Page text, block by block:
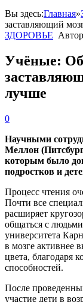
Вы здесь:Главная»
заставляющий
ЗДОРОВЬЕ Автор
Учёные:
лучше
0
Научными
Меллон
которым было
подростков и
Процесс чтения
Почти все
расширяет
общаться с
университета
в мозге активнее
цвета, благодаря
способностей.
После
участие дети в